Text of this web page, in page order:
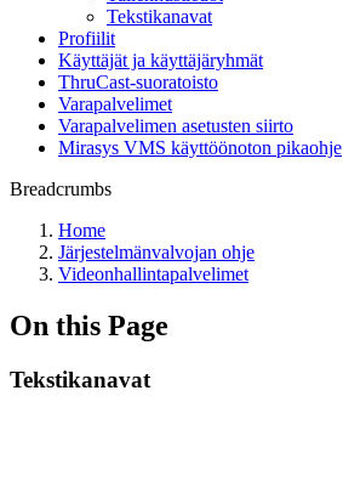
Tekstikanavat
Profiilit
Käyttäjät ja käyttäjäryhmät
ThruCast-suoratoisto
Varapalvelimet
Varapalvelimen asetusten siirto
Mirasys VMS käyttöönoton pikaohje
Breadcrumbs
Home
Järjestelmänvalvojan ohje
Videonhallintapalvelimet
On this Page
Tekstikanavat